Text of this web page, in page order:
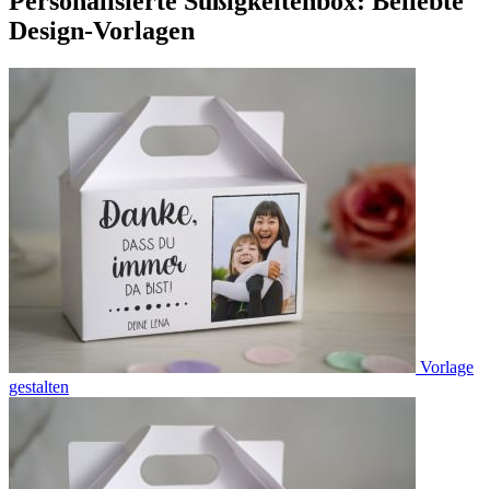
Design-Vorlagen
Vorlage
gestalten